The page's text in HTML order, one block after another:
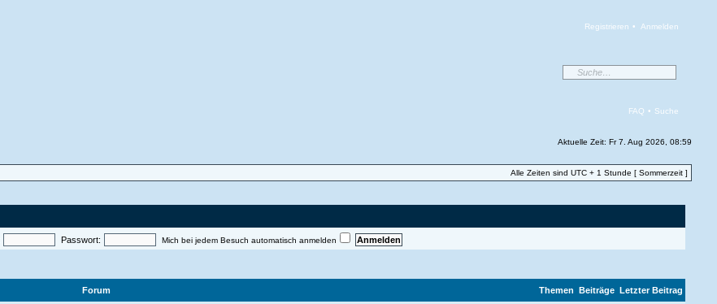
Registrieren • Anmelden
FAQ • Suche
Aktuelle Zeit: Fr 7. Aug 2026, 08:59
Alle Zeiten sind UTC + 1 Stunde [ Sommerzeit ]
Passwort: Mich bei jedem Besuch automatisch anmelden
Forum Themen Beiträge Letzter Beitrag